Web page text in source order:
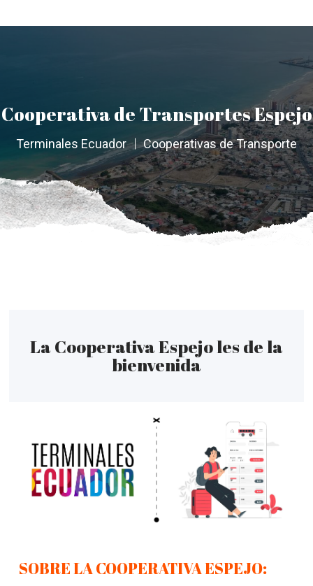
Cooperativa de Transportes Espejo
Terminales Ecuador Cooperativas de Transporte
La Cooperativa Espejo les de la
bienvenida
SOBRE LA COOPERATIVA ESPEJO: